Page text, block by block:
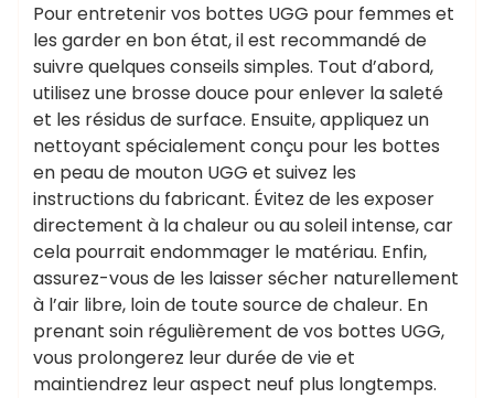
Pour entretenir vos bottes UGG pour femmes et
les garder en bon état, il est recommandé de
suivre quelques conseils simples. Tout d’abord,
utilisez une brosse douce pour enlever la saleté
et les résidus de surface. Ensuite, appliquez un
nettoyant spécialement conçu pour les bottes
en peau de mouton UGG et suivez les
instructions du fabricant. Évitez de les exposer
directement à la chaleur ou au soleil intense, car
cela pourrait endommager le matériau. Enfin,
assurez-vous de les laisser sécher naturellement
à l’air libre, loin de toute source de chaleur. En
prenant soin régulièrement de vos bottes UGG,
vous prolongerez leur durée de vie et
maintiendrez leur aspect neuf plus longtemps.